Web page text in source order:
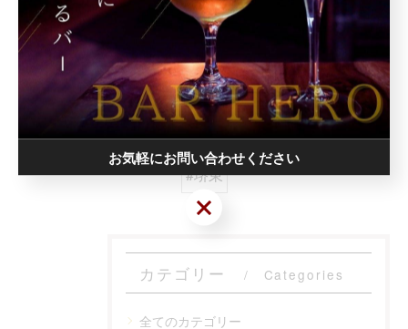
< 前のページ 一覧に戻る 次のページ >
関連タグ
#堺東
カテゴリー Categories
全てのカテゴリー
お気軽にお問い合わせください
お気軽にお問い合わせください